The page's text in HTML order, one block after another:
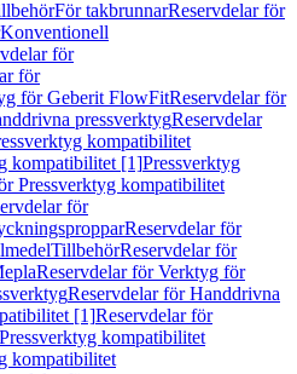
För takbrunnarReservdelar för
Konventionell
för
för
för Geberit FlowFitReservdelar för
pressverktygReservdelar
kompatibilitet
kompatibilitet [1]Pressverktyg
Pressverktyg kompatibilitet
för
Reservdelar för
TillbehörReservdelar för
Reservdelar för Verktyg för
Reservdelar för Handdrivna
[1]Reservdelar för
Pressverktyg kompatibilitet
kompatibilitet